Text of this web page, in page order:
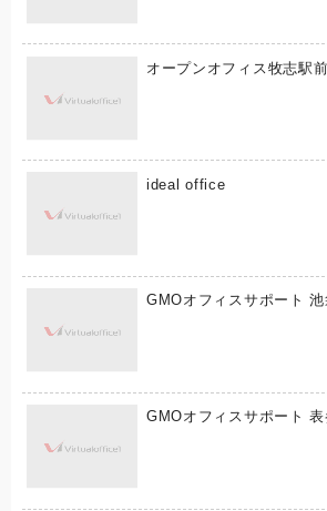
オープンオフィス牧志駅前
ideal office
GMOオフィスサポート 池
GMOオフィスサポート 表